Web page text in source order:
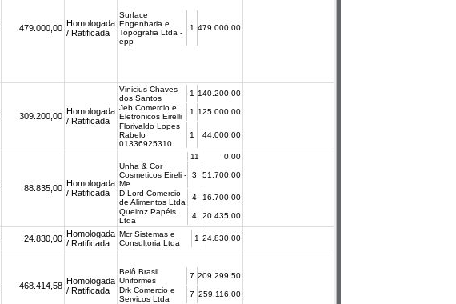
479.000,00 Homologada
/ Ratificada
Surface
Engenharia e
Topografia Ltda -
epp
1 479.000,00
309.200,00 Homologada
/ Ratificada
Vinicius Chaves
dos Santos
1
140.200,00
Jeb Comercio e
Eletronicos Eirelli
1
125.000,00
Florivaldo Lopes
Rabelo
01336925310
1 44.000,00
88.835,00 Homologada
/ Ratificada
11
0,00
Unha & Cor
Cosmeticos Eireli -
Me
3 51.700,00
D Lord Comercio
de Alimentos Ltda
4
16.700,00
Queiroz Papéis
Ltda
4 20.435,00
24.830,00 Homologada
/ Ratificada
Mcr Sistemas e
Consultoria Ltda
1 24.830,00
468.414,58 Homologada
/ Ratificada
Belô Brasil
Uniformes
7 209.299,50
Drk Comercio e
Servicos Ltda
7 259.116,00